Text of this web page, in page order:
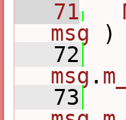
   71
msg )
   72
msg .
   73